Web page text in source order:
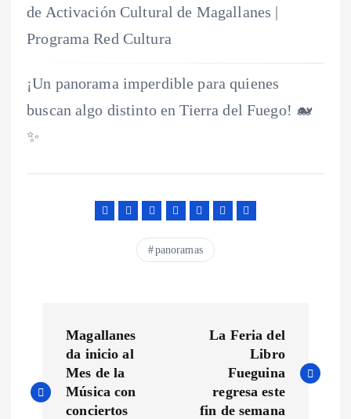
de Activación Cultural de Magallanes |
Programa Red Cultura
¡Un panorama imperdible para quienes
buscan algo distinto en Tierra del Fuego! 🐋
✨
panoramas
v
Magallanes
da inicio al
Mes de la
Música con
conciertos
La Feria del
Libro
Fueguina
regresa este
fin de semana